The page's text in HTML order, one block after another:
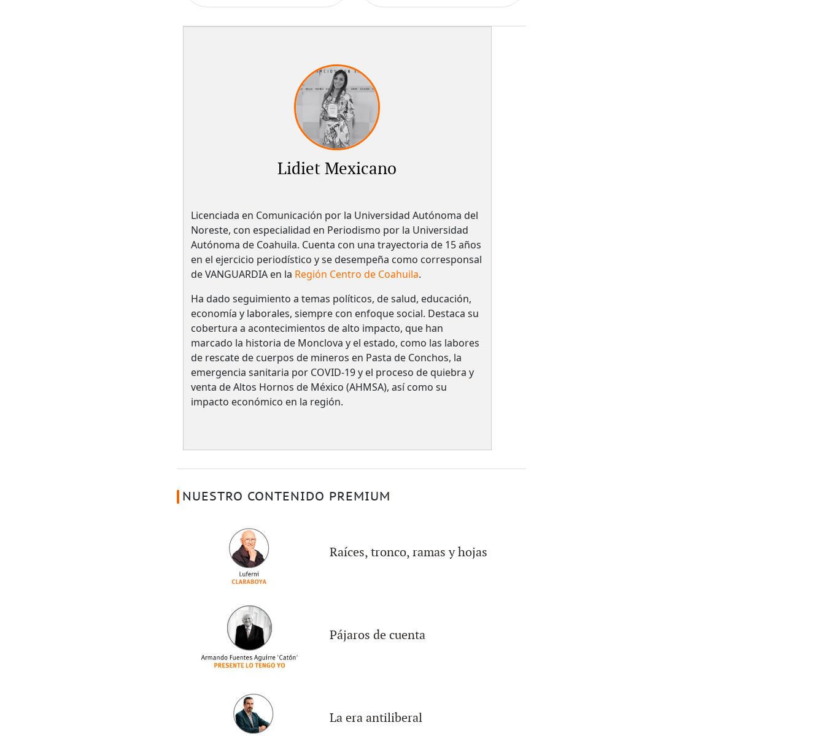
Lidiet Mexicano
Licenciada en Comunicación por la Universidad Autónoma del
Noreste, con especialidad en Periodismo por la Universidad
Autónoma de Coahuila. Cuenta con una trayectoria de 15 años
en el ejercicio periodístico y se desempeña como corresponsal
de VANGUARDIA en la Región Centro de Coahuila.
Ha dado seguimiento a temas políticos, de salud, educación,
economía y laborales, siempre con enfoque social. Destaca su
cobertura a acontecimientos de alto impacto, que han
marcado la historia de Monclova y el estado, como las labores
de rescate de cuerpos de mineros en Pasta de Conchos, la
emergencia sanitaria por COVID-19 y el proceso de quiebra y
venta de Altos Hornos de México (AHMSA), así como su
impacto económico en la región.
NUESTRO CONTENIDO PREMIUM
Raíces, tronco, ramas y hojas
Pájaros de cuenta
La era antiliberal